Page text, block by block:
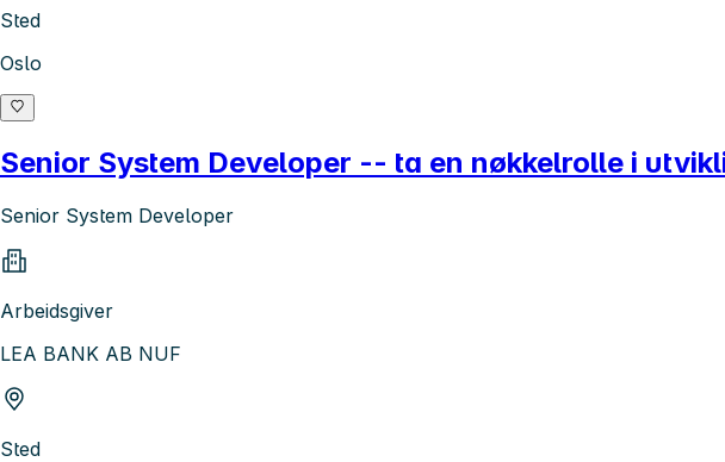
Sted
Oslo
Senior System Developer -- ta en nøkkelrolle i
Senior System Developer
Arbeidsgiver
LEA BANK AB NUF
Sted